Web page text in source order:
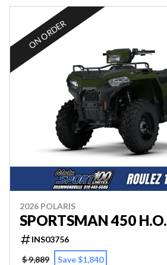
ON ORDER
2026 POLARIS
SPORTSMAN 450 H.O.
INS03756
$ 9,889
Save $1,840